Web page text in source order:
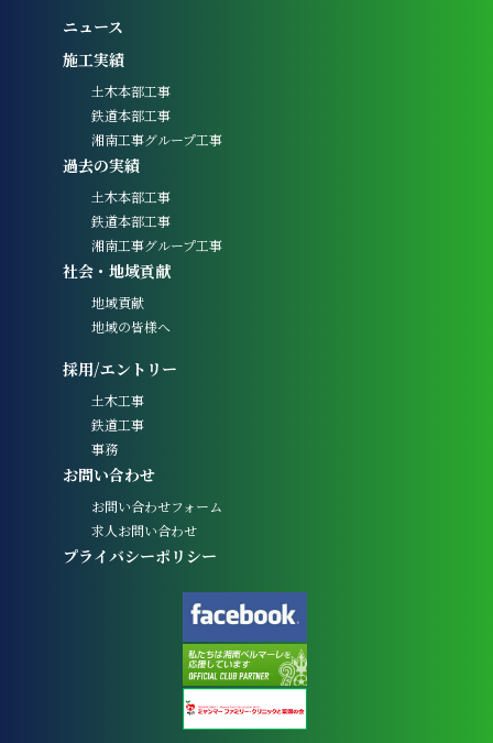
ニュース
施工実績
土木本部工事
鉄道本部工事
湘南工事グループ工事
過去の実績
土木本部工事
鉄道本部工事
湘南工事グループ工事
社会・地域貢献
地域貢献
地域の皆様へ
採用/エントリー
土木工事
鉄道工事
事務
お問い合わせ
お問い合わせフォーム
求人お問い合わせ
プライバシーポリシー